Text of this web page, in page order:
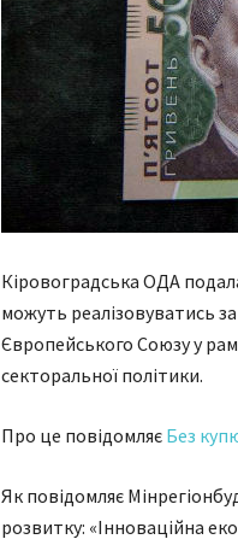
Кіровоградська ОДА
можуть реалізовуватись
Європейського Cоюзу у
секторальної політики.
Про це повідомляє Без
Як повідомляє
розвитку: «Інноваційна